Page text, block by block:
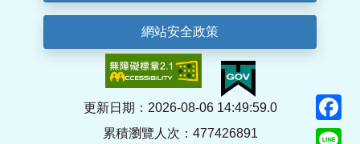
網站安全政策
更新日期：2026-08-06 14:49:59.0
累積瀏覽人次：477426891